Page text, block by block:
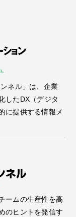
ネル」は、企業
したDX（デジタ
に提供する情報メ
ームの生産性を高
のヒントを発信す